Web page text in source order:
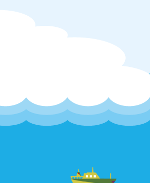
金について
に欠陥がある場合を除
金は行っておりませ
ンセル（商品発送前）
前であれば、キャンセルを承ります。
トカードの決済は当店にて決済の取消を
のカード会社へお問い合わせください。